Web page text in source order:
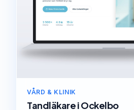
VÅRD & KLINIK
TandläkareiOckelbo